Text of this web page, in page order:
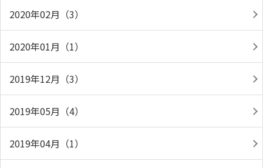
2020年02月（3）
2020年01月（1）
2019年12月（3）
2019年05月（4）
2019年04月（1）